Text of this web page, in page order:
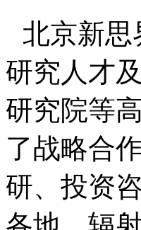
北京新思
研究人才
研究院等
了战略合
研、投资